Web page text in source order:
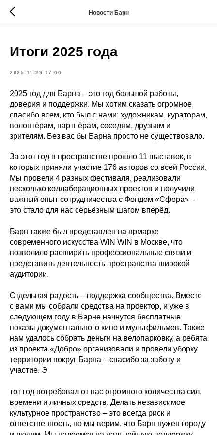
Новости Барн
Итоги 2025 года
2025-11-29 17:00
2025 год для Барна – это год большой работы,
доверия и поддержки. Мы хотим сказать огромное
спасибо всем, кто был с нами: художникам, кураторам,
волонтёрам, партнёрам, соседям, друзьям и
зрителям. Без вас бы Барна просто не существовало.
За этот год в пространстве прошло 11 выставок, в
которых приняли участие 176 авторов со всей России.
Мы провели 4 разных фестиваля, реализовали
несколько коллаборационных проектов и получили
важный опыт сотрудничества с Фондом «Сфера» –
это стало для нас серьёзным шагом вперёд.
Барн также был представлен на ярмарке
современного искусства WIN WIN в Москве, что
позволило расширить профессиональные связи и
представить деятельность пространства широкой
аудитории.
Отдельная радость – поддержка сообщества. Вместе
с вами мы собрали средства на проектор, и уже в
следующем году в Барне начнутся бесплатные
показы документального кино и мультфильмов. Также
нам удалось собрать деньги на велопарковку, а ребята
из проекта «Добро» организовали и провели уборку
территории вокруг Барна – спасибо за заботу и
участие. Э
тот год потребовал от нас огромного количества сил,
времени и личных средств. Делать независимое
культурное пространство – это всегда риск и
ответственность, но мы верим, что Барн нужен городу